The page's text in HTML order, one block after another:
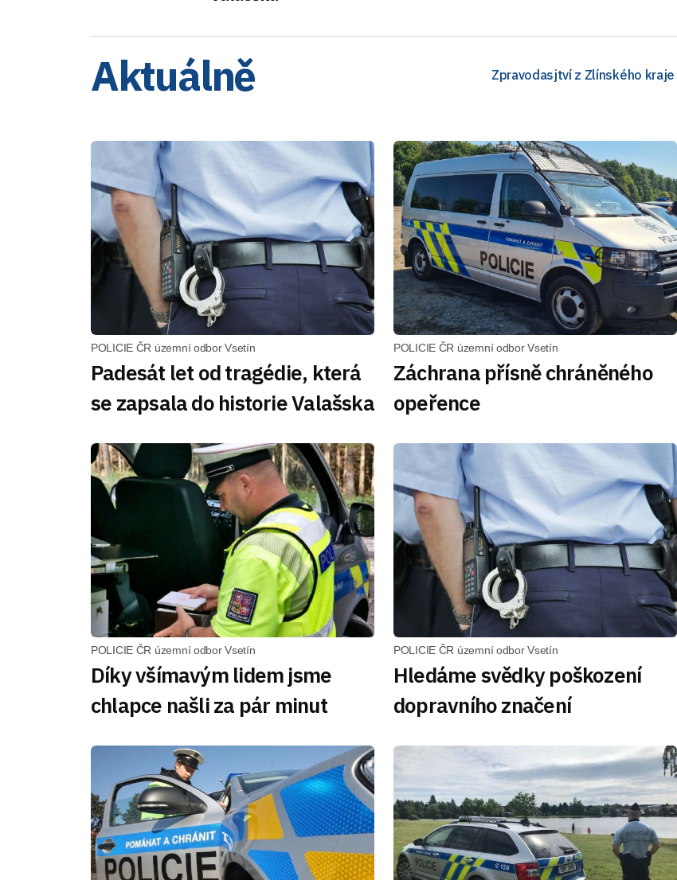
Aktuálně Zpravodasjtví z Zlínského kraje
POLICIE ČR územní odbor Vsetín
Padesát let od tragédie, která
se zapsala do historie Valašska
POLICIE ČR územní odbor Vsetín
Záchrana přísně chráněného
opeřence
POLICIE ČR územní odbor Vsetín
Díky všímavým lidem jsme
chlapce našli za pár minut
POLICIE ČR územní odbor Vsetín
Hledáme svědky poškození
dopravního značení